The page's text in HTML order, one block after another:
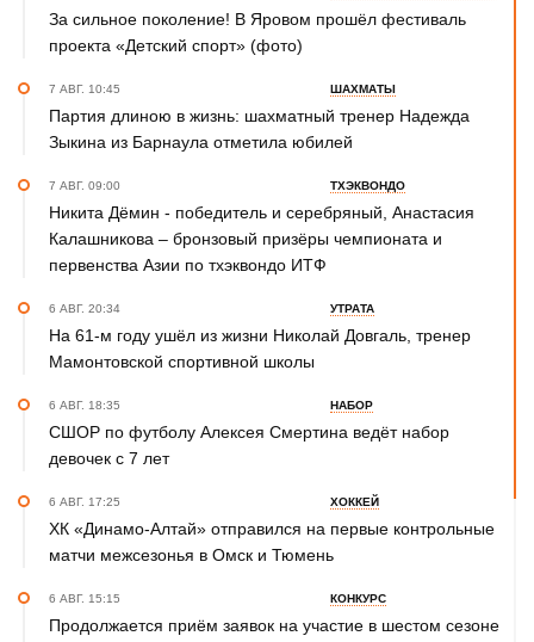
За сильное поколение! В Яровом прошёл фестиваль
проекта «Детский спорт» (фото)
7 АВГ. 10:45 ШАХМАТЫ
Партия длиною в жизнь: шахматный тренер Надежда
Зыкина из Барнаула отметила юбилей
7 АВГ. 09:00 ТХЭКВОНДО
Никита Дёмин - победитель и серебряный, Анастасия
Калашникова – бронзовый призёры чемпионата и
первенства Азии по тхэквондо ИТФ
6 АВГ. 20:34 УТРАТА
На 61-м году ушёл из жизни Николай Довгаль, тренер
Мамонтовской спортивной школы
6 АВГ. 18:35 НАБОР
СШОР по футболу Алексея Смертина ведёт набор
девочек с 7 лет
6 АВГ. 17:25 ХОККЕЙ
ХК «Динамо-Алтай» отправился на первые контрольные
матчи межсезонья в Омск и Тюмень
6 АВГ. 15:15 КОНКУРС
Продолжается приём заявок на участие в шестом сезоне